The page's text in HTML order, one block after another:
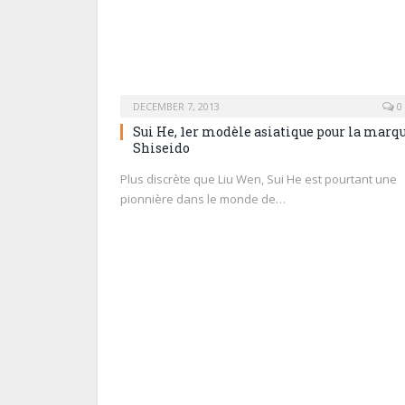
DECEMBER 7, 2013 0
Sui He, 1er modèle asiatique pour la
Shiseido
Plus discrète que Liu Wen, Sui He est pourtant une
pionnière dans le monde de…